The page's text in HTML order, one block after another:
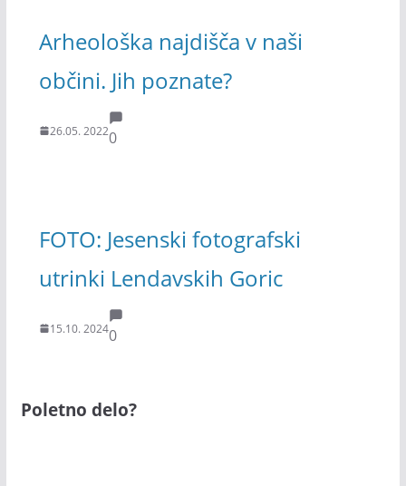
Arheološka najdišča v naši
občini. Jih poznate?
26.05. 20220
FOTO: Jesenski fotografski
utrinki Lendavskih Goric
15.10. 20240
Poletno delo?